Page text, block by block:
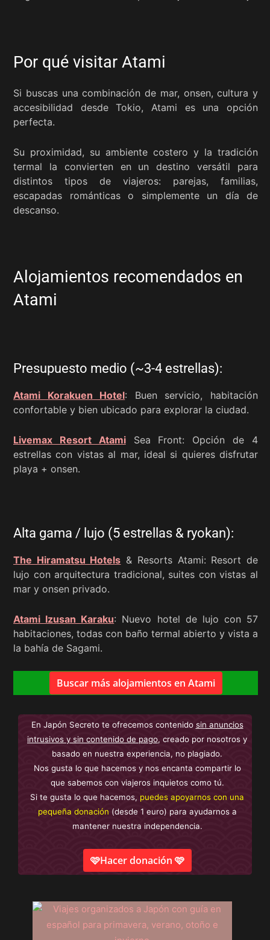
Por qué visitar Atami
Si buscas una combinación de mar, onsen, cultura y
accesibilidad desde Tokio, Atami es una opción
perfecta.
Su proximidad, su ambiente costero y la tradición
termal la convierten en un destino versátil para
distintos tipos de viajeros: parejas, familias,
escapadas románticas o simplemente un día de
descanso.
Alojamientos recomendados en
Atami
Presupuesto medio (~3-4 estrellas):
Atami Korakuen Hotel: Buen servicio, habitación
confortable y bien ubicado para explorar la ciudad.
Livemax Resort AtamiSea Front: Opción de 4
estrellas con vistas al mar, ideal si quieres disfrutar
playa + onsen.
Alta gama / lujo (5 estrellas & ryokan):
The Hiramatsu Hotels & Resorts Atami: Resort de
lujo con arquitectura tradicional, suites con vistas al
mar y onsen privado.
Atami Izusan Karaku: Nuevo hotel de lujo con 57
habitaciones, todas con baño termal abierto y vista a
la bahía de Sagami.
Buscar más alojamientos en Atami
En Japón Secreto te ofrecemos contenido sin anuncios
intrusivos y sin contenido de pago, creado por nosotros y
basado en nuestra experiencia, no plagiado.
Nos gusta lo que hacemos y nos encanta compartir lo
que sabemos con viajeros inquietos como tú.
Si te gusta lo que hacemos, puedes apoyarnos con una
pequeña donación (desde 1 euro) para ayudarnos a
mantener nuestra independencia.
🩷Hacer donación 🩷